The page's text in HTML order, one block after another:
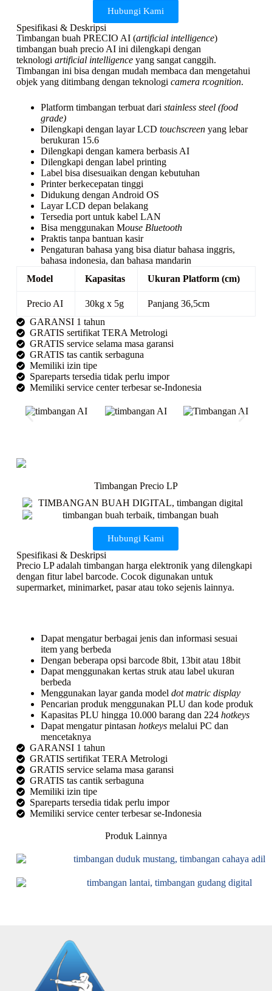
Hubungi Kami
Spesifikasi & Deskripsi
Timbangan buah PRECIO AI (artificial intelligence)
timbangan buah precio AI ini dilengkapi dengan
teknologi artificial intelligence yang sangat canggih.
Timbangan ini bisa dengan mudah membaca dan mengetahui
objek yang ditimbang dengan teknologi camera rcognition.
Platform timbangan terbuat dari stainless steel (food
grade)
Dilengkapi dengan layar LCD touchscreenyang lebar
berukuran 15.6
Dilengkapi dengan kamera berbasis AI
Dilengkapi dengan label printing
Label bisa disesuaikan dengan kebutuhan
Printer berkecepatan tinggi
Didukung dengan Android OS
Layar LCD depan belakang
Tersedia port untuk kabel LAN
Bisa menggunakan Mouse Bluetooth
Praktis tanpa bantuan kasir
Pengaturan bahasa yang bisa diatur bahasa inggris,
bahasa indonesia, dan bahasa mandarin
Model
Kapasitas Ukuran Platform (cm)
Precio AI 30kg x 5g
Panjang 36,5cm
GARANSI 1 tahun
GRATIS sertifikat TERA Metrologi
GRATIS service selama masa garansi
GRATIS tas cantik serbaguna
Memiliki izin tipe
Spareparts tersedia tidak perlu impor
Memiliki service center terbesar se-Indonesia
Timbangan Precio LP
Hubungi Kami
Spesifikasi & Deskripsi
Precio LP adalah timbangan harga elektronik yang dilengkapi
dengan fitur label barcode. Cocok digunakan untuk
supermarket, minimarket, pasar atau toko sejenis lainnya.
Dapat mengatur berbagai jenis dan informasi sesuai
item yang berbeda
Dengan beberapa opsi barcode 8bit, 13bit atau 18bit
Dapat menggunakan kertas struk atau label ukuran
berbeda
Menggunakan layar ganda model dot matric display
Pencarian produk menggunakan PLU dan kode produk
Kapasitas PLU hingga 10.000 barang dan 224 hotkeys
Dapat mengatur pintasan hotkeys melalui PC dan
mencetaknya
GARANSI 1 tahun
GRATIS sertifikat TERA Metrologi
GRATIS service selama masa garansi
GRATIS tas cantik serbaguna
Memiliki izin tipe
Spareparts tersedia tidak perlu impor
Memiliki service center terbesar se-Indonesia
Produk Lainnya